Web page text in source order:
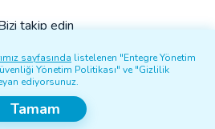
takip edin
sayfasında listelenen "Entegre Yönetim
Yönetim Politikası" ve "Gizlilik
ediyorsunuz.
Tamam